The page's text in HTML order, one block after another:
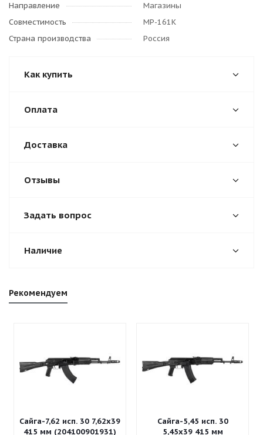
Направление
Магазины
Совместимость
МР-161К
Страна производства
Россия
Как купить
Оплата
Доставка
Отзывы
Задать вопрос
Наличие
Рекомендуем
Сайга-7,62 исп. 30 7,62x39
415 мм (204100901931)
Сайга-5,45 исп. 30
5,45x39 415 мм